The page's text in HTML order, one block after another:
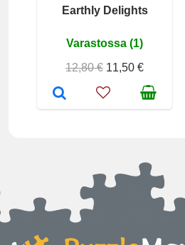
Earthly Delights
Varastossa (1)
12,80 € 11,50 €